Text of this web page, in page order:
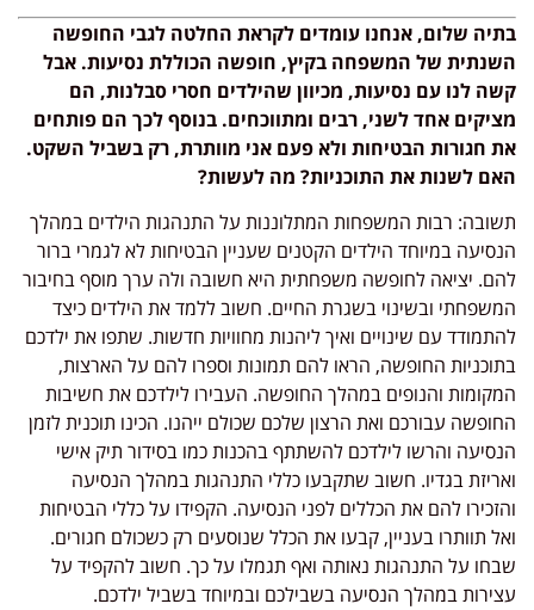
בתיה שלום, אנחנו עומדים לקראת החלטה לגבי החופשה
השנתית של המשפחה בקיץ, חופשה הכוללת נסיעות. אבל
קשה לנו עם נסיעות, מכיוון שהילדים חסרי סבלנות, הם
מציקים אחד לשני, רבים ומתווכחים. בנוסף לכך הם פותחים
את חגורות הבטיחות ולא פעם אני מוותרת, רק בשביל השקט.
האם לשנות את התוכניות? מה לעשות?
תשובה: רבות המשפחות המתלוננות על התנהגות הילדים במהלך
הנסיעה במיוחד הילדים הקטנים שעניין הבטיחות לא לגמרי ברור
להם. יציאה לחופשה משפחתית היא חשובה ולה ערך מוסף בחיבור
המשפחתי ובשינוי בשגרת החיים. חשוב ללמד את הילדים כיצד
להתמודד עם שינויים ואיך ליהנות מחוויות חדשות. שתפו את ילדכם
בתוכניות החופשה, הראו להם תמונות וספרו להם על הארצות,
המקומות והנופים במהלך החופשה. העבירו לילדכם את חשיבות
החופשה עבורכם ואת הרצון שלכם שכולם ייהנו. הכינו תוכנית לזמן
הנסיעה והרשו לילדכם להשתתף בהכנות כמו בסידור תיק אישי
ואריזת בגדיו. חשוב שתקבעו כללי התנהגות במהלך הנסיעה
והזכירו להם את הכללים לפני הנסיעה. הקפידו על כללי הבטיחות
ואל תוותרו בעניין, קבעו את הכלל שנוסעים רק כשכולם חגורים.
שבחו על התנהגות נאותה ואף תגמלו על כך. חשוב להקפיד על
עצירות במהלך הנסיעה בשבילכם ובמיוחד בשביל ילדכם.